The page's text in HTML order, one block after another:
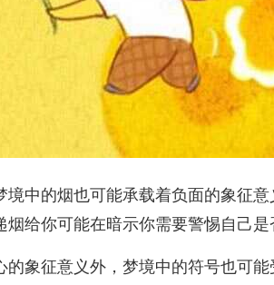
境中的烟也可能承载着负面的象征
烟给你可能在暗示你需要警惕自己
的象征意义外，梦境中的符号也可